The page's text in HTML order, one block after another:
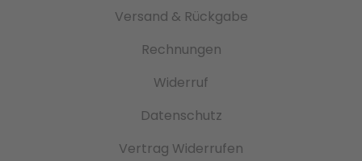
Versand & Rückgabe
Rechnungen
Widerruf
Datenschutz
Vertrag Widerrufen